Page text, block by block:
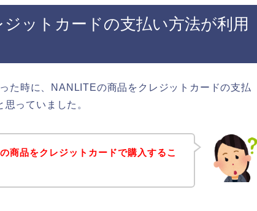
ットカードの支払い方法が利用
た時に、NANLITEの商品をクレジットカードの支払
っていました。
商品をクレジットカードで購入するこ